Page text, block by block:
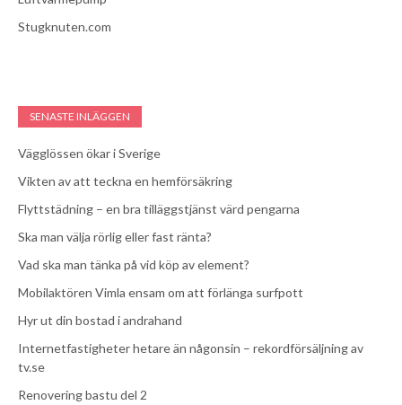
Stugknuten.com
SENASTE INLÄGGEN
Vägglössen ökar i Sverige
Vikten av att teckna en hemförsäkring
Flyttstädning – en bra tilläggstjänst värd pengarna
Ska man välja rörlig eller fast ränta?
Vad ska man tänka på vid köp av element?
Mobilaktören Vimla ensam om att förlänga surfpott
Hyr ut din bostad i andrahand
Internetfastigheter hetare än någonsin – rekordförsäljning av
tv.se
Renovering bastu del 2